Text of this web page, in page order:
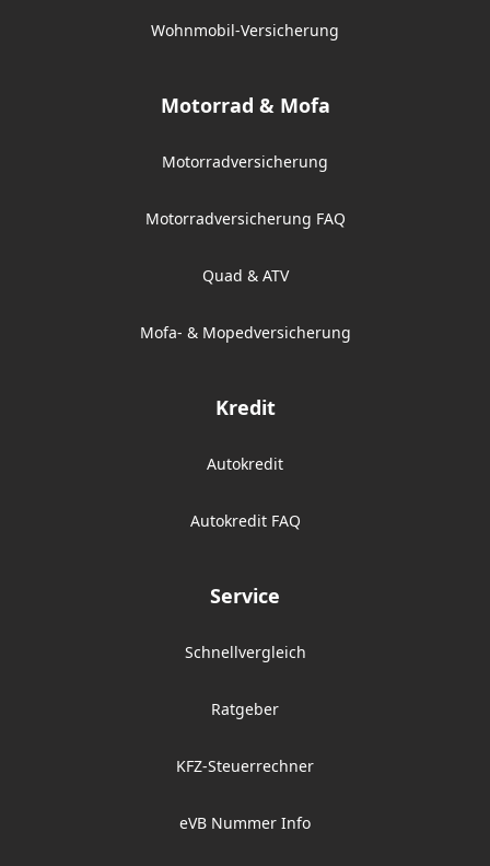
Wohnmobil-Versicherung
Motorrad & Mofa
Motorradversicherung
Motorradversicherung FAQ
Quad & ATV
Mofa- & Mopedversicherung
Kredit
Autokredit
Autokredit FAQ
Service
Schnellvergleich
Ratgeber
KFZ-Steuerrechner
eVB Nummer Info